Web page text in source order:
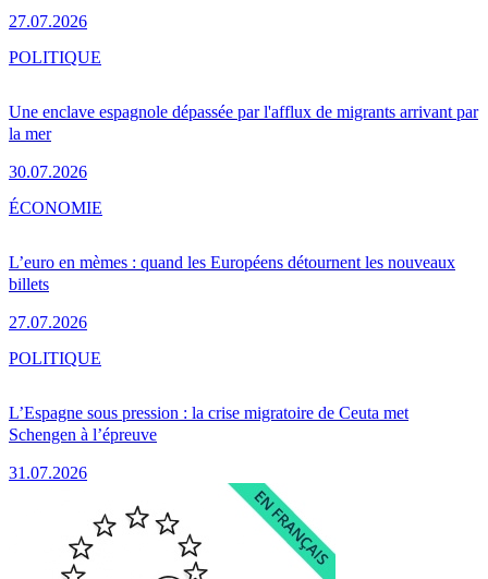
27.07.2026
Une enclave espagnole dépassée par l'afflux de migrants arrivant par
la mer
30.07.2026
POLITIQUE
L’euro en mèmes : quand les Européens détournent les nouveaux
billets
27.07.2026
ÉCONOMIE
L’Espagne sous pression : la crise migratoire de Ceuta met
Schengen à l’épreuve
31.07.2026
POLITIQUE